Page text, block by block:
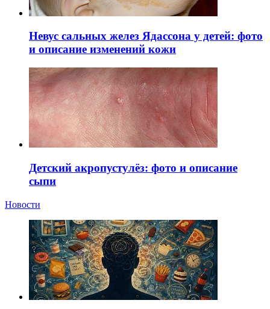
Невус сальных желез Ядассона у детей: фото
и описание изменений кожи
Детский акропустулёз: фото и описание
сыпи
Новости